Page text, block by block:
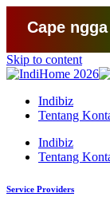
ngga sih
Skip to content
Indibiz
Tentang
Indibiz
Tentang
Service Providers